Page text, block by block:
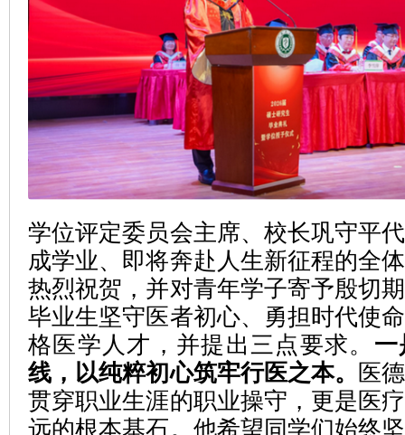
学位评定委员会主席、校长巩守平
成学业、即将奔赴人生新征程的全
热烈祝贺，并对青年学子寄予殷切
毕业生坚守医者初心、勇担时代使
格医学人才，并提出三点要求。 一
线，以纯粹初心筑牢行医之本。 医
贯穿职业生涯的职业操守，更是医
远的根本基石。他希望同学们始终